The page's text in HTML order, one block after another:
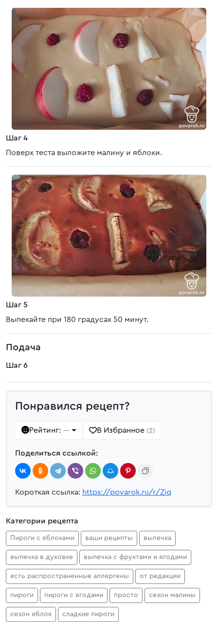
Шаг 4
Поверх теста выложите малину и яблоки.
Шаг 5
Выпекайте при 180 градусах 50 минут.
Подача
Шаг 6
Понравился рецепт?
Рейтинг: — В Избранное (2)
Поделиться ссылкой:
Короткая ссылка: https://povarok.ru/r/Ziq
Категории рецепта
Пироги с яблоками ваши рецепты выпечка
выпечка в духовке выпечка с фруктами и ягодами
есть распространенные аллергены от редакции
пироги пироги с ягодами просто сезон малины
сезон яблок сладкие пироги